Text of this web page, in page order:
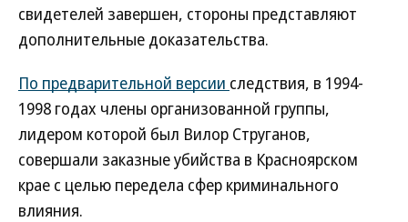
свидетелей завершен, стороны представляют
дополнительные доказательства.
По предварительной версии следствия, в 1994-
1998 годах члены организованной группы,
лидером которой был Вилор Струганов,
совершали заказные убийства в Красноярском
крае с целью передела сфер криминального
влияния.